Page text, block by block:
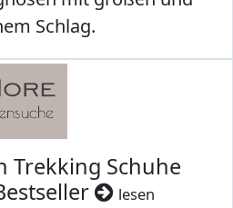
Schlag.
Trekking Schuhe
lesen